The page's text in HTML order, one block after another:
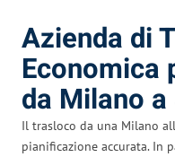
Azienda di
Economica
da Milano a
Il trasloco da una Milano
pianificazione accurata. In